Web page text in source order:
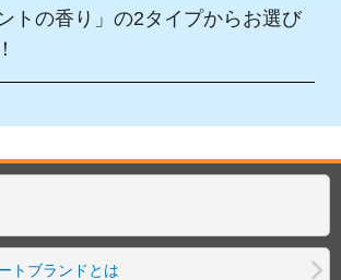
トの香り」の2タイプからお選び
トブランドとは